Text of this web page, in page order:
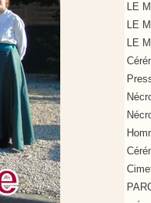
LE
LE
LE